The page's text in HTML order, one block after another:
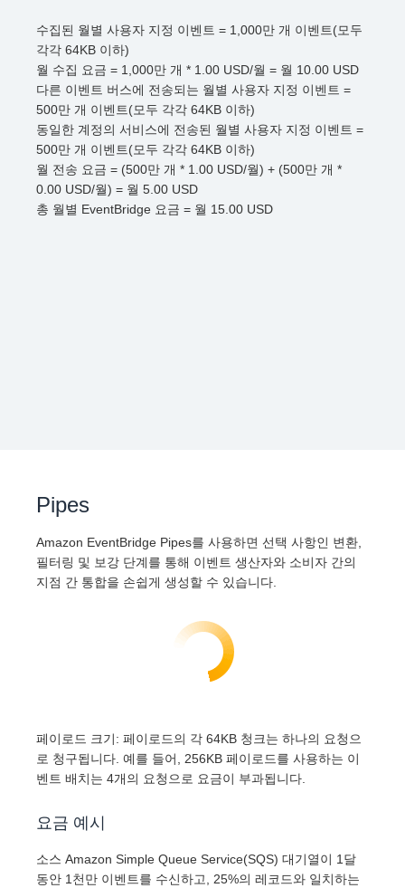
수집된 월별 사용자 지정 이벤트 = 1,000만 개 이벤트(모두
각각 64KB 이하)
월 수집 요금 = 1,000만 개 * 1.00 USD/월 = 월 10.00 USD
다른 이벤트 버스에 전송되는 월별 사용자 지정 이벤트 =
500만 개 이벤트(모두 각각 64KB 이하)
동일한 계정의 서비스에 전송된 월별 사용자 지정 이벤트 =
500만 개 이벤트(모두 각각 64KB 이하)
월 전송 요금 = (500만 개 * 1.00 USD/월) + (500만 개 *
0.00 USD/월) = 월 5.00 USD
총 월별 EventBridge 요금 = 월 15.00 USD
Pipes
Amazon EventBridge Pipes를 사용하면 선택 사항인 변환,
필터링 및 보강 단계를 통해 이벤트 생산자와 소비자 간의
지점 간 통합을 손쉽게 생성할 수 있습니다.
페이로드 크기: 페이로드의 각 64KB 청크는 하나의 요청으
로 청구됩니다. 예를 들어, 256KB 페이로드를 사용하는 이
벤트 배치는 4개의 요청으로 요금이 부과됩니다.
요금 예시
소스 Amazon Simple Queue Service(SQS) 대기열이 1달
동안 1천만 이벤트를 수신하고, 25%의 레코드와 일치하는